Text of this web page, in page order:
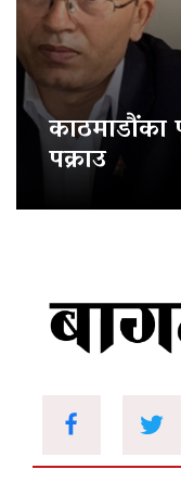
काठमाडौंका
पक्राउ